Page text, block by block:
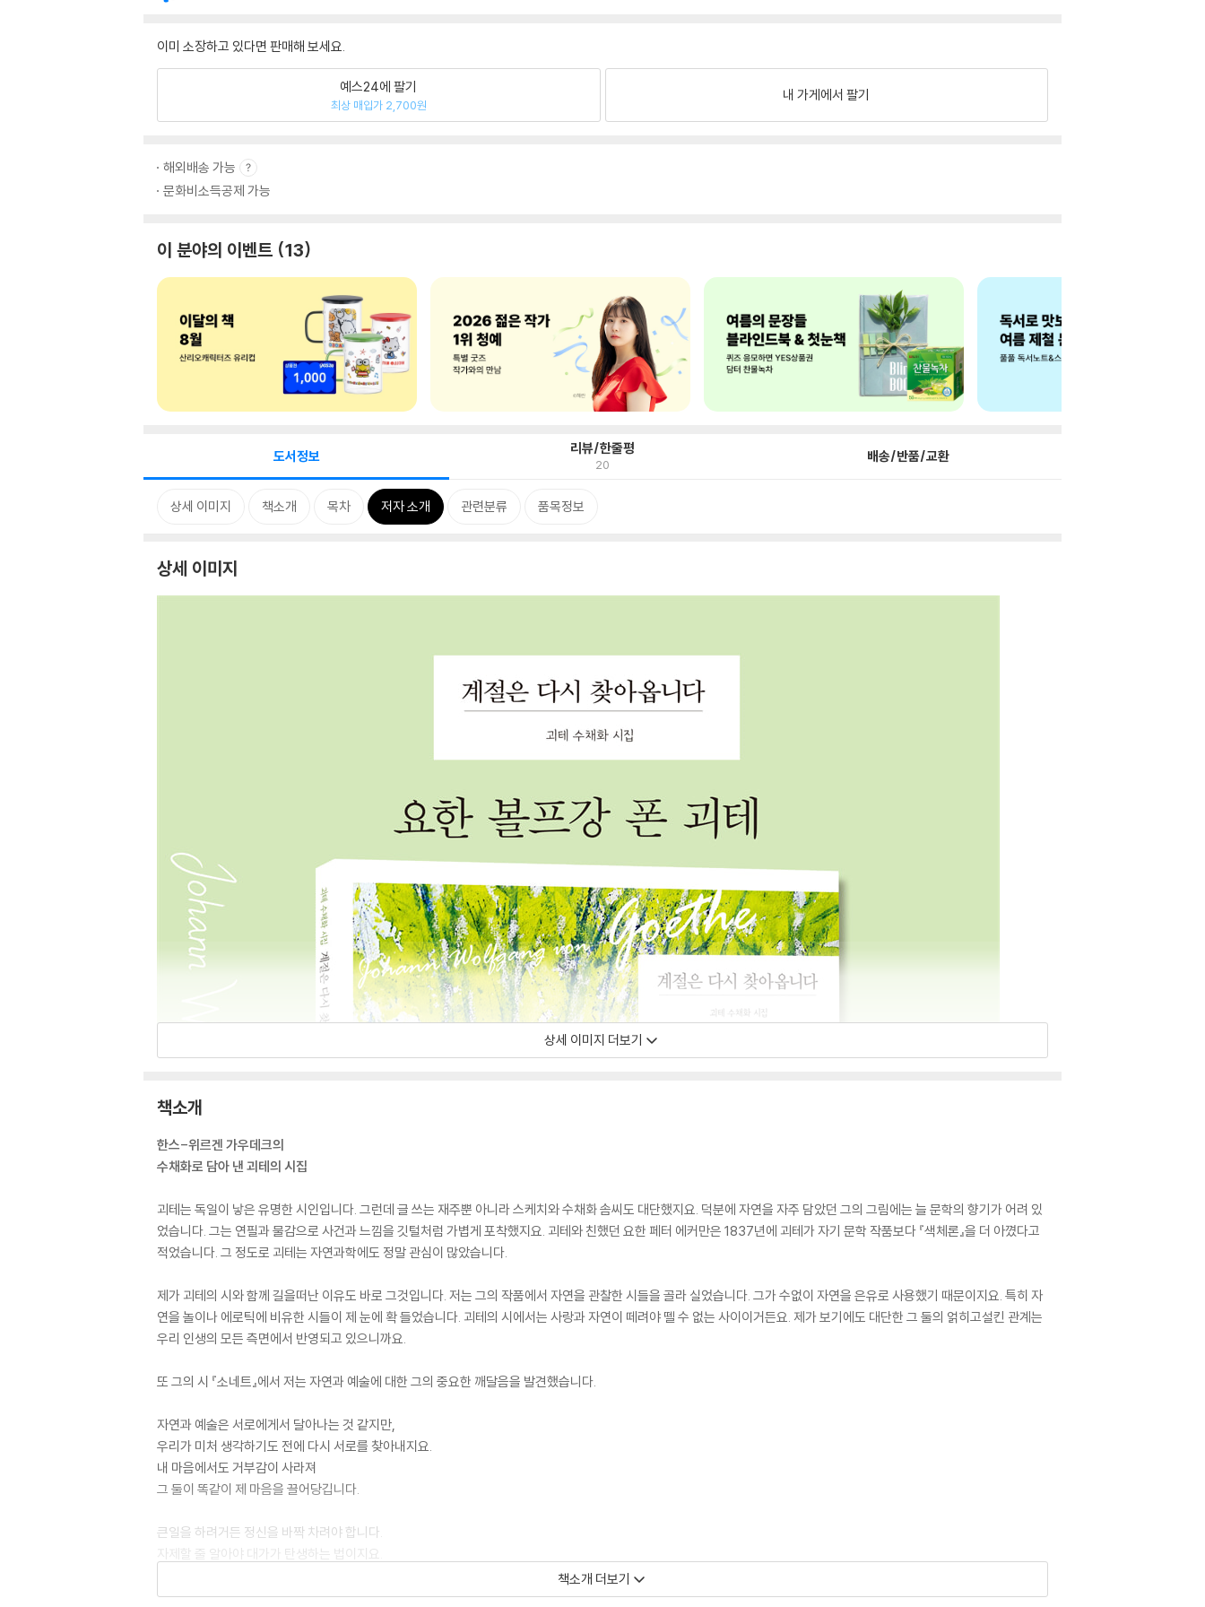
이미 소장하고 있다면 판매해 보세요.
예스24에 팔기
최상 매입가 2,700원
내 가게에서 팔기
해외배송 가능
문화비소득공제 가능
이 분야의 이벤트 13
도서정보 리뷰/한줄평
20 배송/반품/교환
상세 이미지 책소개 목차 저자 소개 관련분류 품목정보
상세 이미지
상세 이미지 더보기
책소개
한스-위르겐 가우데크의
수채화로 담아 낸 괴테의 시집
괴테는 독일이 낳은 유명한 시인입니다. 그런데 글 쓰는 재주뿐 아니라 스케치와 수채화 솜씨도 대단했지요. 덕분에 자연을 자주 담았던 그의 그림에는 늘 문학의 향기가 어려 있
었습니다. 그는 연필과 물감으로 사건과 느낌을 깃털처럼 가볍게 포착했지요. 괴테와 친했던 요한 페터 에커만은 1837년에 괴테가 자기 문학 작품보다 『색체론』을 더 아꼈다고
적었습니다. 그 정도로 괴테는 자연과학에도 정말 관심이 많았습니다.
제가 괴테의 시와 함께 길을떠난 이유도 바로 그것입니다. 저는 그의 작품에서 자연을 관찰한 시들을 골라 실었습니다. 그가 수없이 자연을 은유로 사용했기 때문이지요. 특히 자
연을 놀이나 에로틱에 비유한 시들이 제 눈에 확 들었습니다. 괴테의 시에서는 사랑과 자연이 떼려야 뗄 수 없는 사이이거든요. 제가 보기에도 대단한 그 둘의 얽히고설킨 관계는
우리 인생의 모든 측면에서 반영되고 있으니까요.
또 그의 시 『소네트』에서 저는 자연과 예술에 대한 그의 중요한 깨달음을 발견했습니다.
자연과 예술은 서로에게서 달아나는 것 같지만,
우리가 미처 생각하기도 전에 다시 서로를 찾아내지요.
내 마음에서도 거부감이 사라져
그 둘이 똑같이 제 마음을 끌어당깁니다.
큰일을 하려거든 정신을 바짝 차려야 합니다.
자제할 줄 알아야 대가가 탄생하는 법이지요.
책소개 더보기